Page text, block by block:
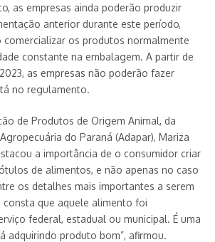
as empresas ainda poderão produzir
anterior durante este período,
comercializar os produtos normalmente
constante na embalagem. A partir de
as empresas não poderão fazer
no regulamento.
de Produtos de Origem Animal, da
do Paraná (Adapar), Mariza
a importância de o consumidor criar
de alimentos, e não apenas no caso
os detalhes mais importantes a serem
consta que aquele alimento foi
federal, estadual ou municipal. É uma
adquirindo produto bom”, afirmou.